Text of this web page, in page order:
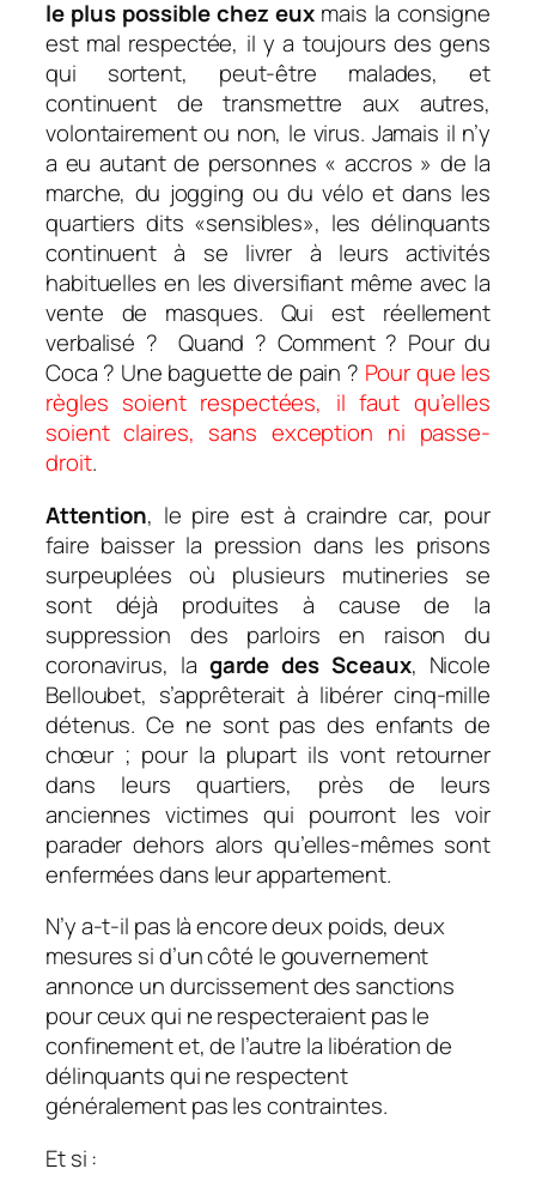
le plus possible chez euxmais la consigne
est mal respectée, iI y a toujours des gens
qui sortent, peut-être malades, et
continuent de transmettre aux autres,
volontairement ou non, le virus. Jamais il n’y
a eu autant de personnes « accros » de la
marche, du jogging ou du vélo et dans les
quartiers dits «sensibles», les délinquants
continuent à se livrer à leurs activités
habituelles en les diversifiant même avec la
vente de masques. Qui est réellement
verbalisé ? Quand ? Comment ? Pour du
Coca ? Une baguette de pain ? Pour que les
règles soient respectées, il faut qu’elles
soient claires, sans exception ni passe-
droit.
Attention, le pire est à craindre car, pour
faire baisser la pression dans les prisons
surpeuplées où plusieurs mutineries se
sont déjà produites à cause de la
suppression des parloirs en raison du
coronavirus, la garde des Sceaux, Nicole
Belloubet, s’apprêterait à libérer cinq-mille
détenus. Ce ne sont pas des enfants de
chœur ; pour la plupart ils vont retourner
dans leurs quartiers, près de leurs
anciennes victimes qui pourront les voir
parader dehors alors qu’elles-mêmes sont
enfermées dans leur appartement.
N’y a-t-il pas là encore deux poids, deux
mesures si d’un côté le gouvernement
annonce un durcissement des sanctions
pour ceux qui ne respecteraient pas le
confinement et, de l’autre la libération de
délinquants qui ne respectent
généralement pas les contraintes.
Et si :